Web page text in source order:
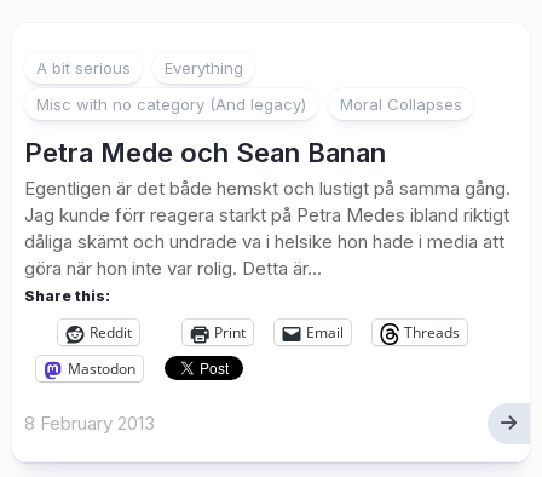
A bit serious
Everything
Misc with no category (And legacy)
Moral Collapses
Petra Mede och Sean Banan
Egentligen är det både hemskt och lustigt på samma gång.
Jag kunde förr reagera starkt på Petra Medes ibland riktigt
dåliga skämt och undrade va i helsike hon hade i media att
göra när hon inte var rolig. Detta är...
Share this:
Reddit Print Email
Threads
Mastodon
8 February 2013